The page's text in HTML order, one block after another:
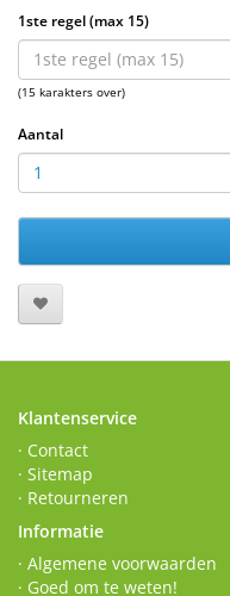
1ste regel (max 15)
(15 karakters over)
Aantal
Klantenservice
· Contact
· Sitemap
· Retourneren
Informatie
· Algemene voorwaarden
· Goed om te weten!